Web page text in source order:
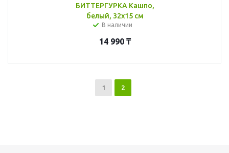
БИТТЕРГУРКА Кашпо,
белый, 32x15 см
В наличии
14 990₸
1 2